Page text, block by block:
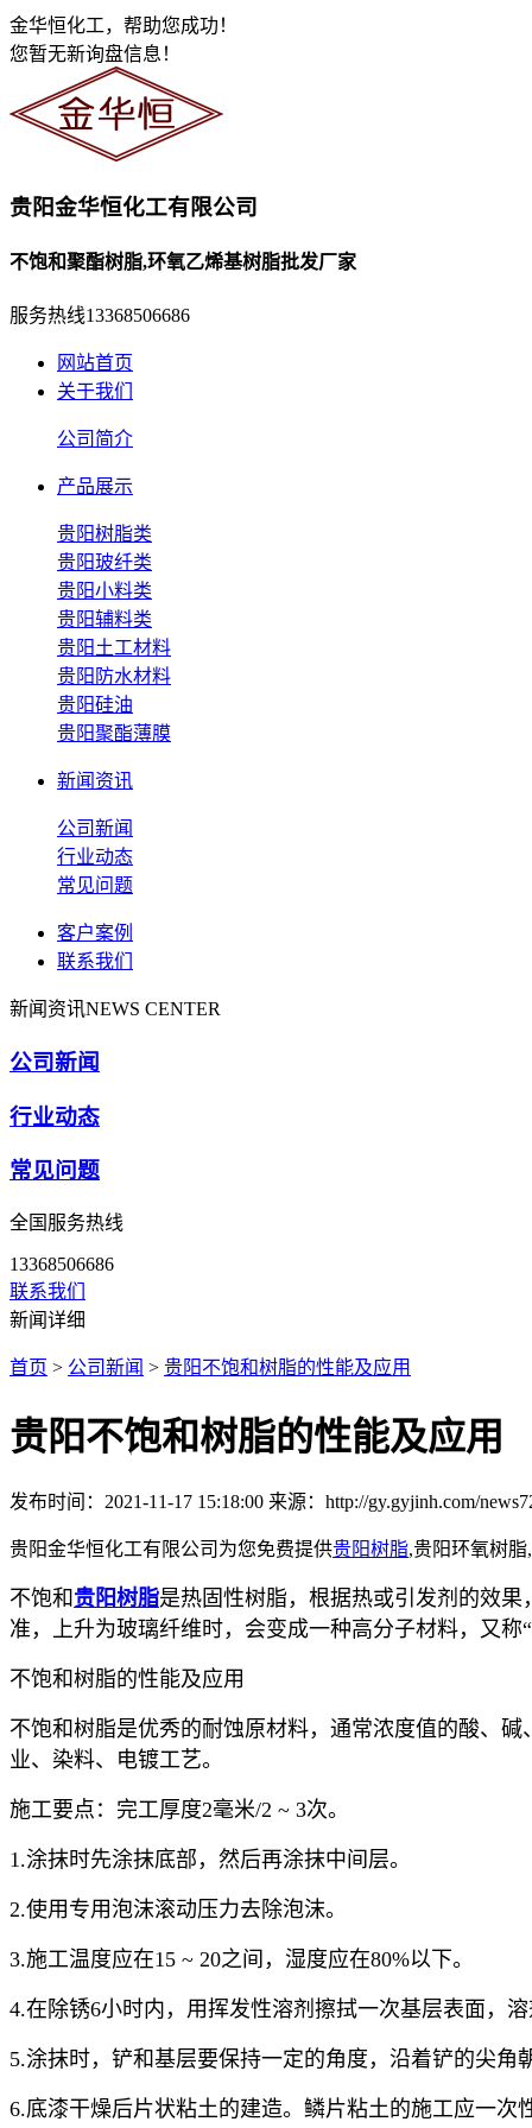
金华恒化工，帮助您成功！
您暂无新询盘信息！
贵阳金华恒化工有限公司
不饱和聚酯树脂,环氧乙烯基树脂批发厂家
服务热线13368506686
网站首页
关于我们
公司简介
产品展示
贵阳树脂类
贵阳玻纤类
贵阳小料类
贵阳辅料类
贵阳土工材料
贵阳防水材料
贵阳硅油
贵阳聚酯薄膜
新闻资讯
公司新闻
行业动态
常见问题
客户案例
联系我们
新闻资讯NEWS CENTER
公司新闻
行业动态
常见问题
全国服务热线
13368506686
联系我们
新闻详细
首页 > 公司新闻 > 贵阳不饱和树脂的性能及应用
贵阳不饱和树脂的性能及应用
发布时间：2021-11-17 15:18:00 来源：http://gy.gyjinh.com/
贵阳金华恒化工有限公司为您免费提供贵阳树脂,贵阳环氧树
不饱和 贵阳树脂是热固性树脂，根据热或引发剂的效
准，上升为玻璃纤维时，会变成一种高分子材料，又称
不饱和树脂的性能及应用
不饱和树脂是优秀的耐蚀原材料，通常浓度值的酸、
业、染料、电镀工艺。
施工要点：完工厚度2毫米/2 ~ 3次。
1.涂抹时先涂抹底部，然后再涂抹中间层。
2.使用专用泡沫滚动压力去除泡沫。
3.施工温度应在15 ~ 20之间，湿度应在80%以下。
4.在除锈6小时内，用挥发性溶剂擦拭一次基层表面，溶
5.涂抹时，铲和基层要保持一定的角度，沿着铲的尖角
6.底漆干燥后片状粘土的建造。鳞片粘土的施工应一次